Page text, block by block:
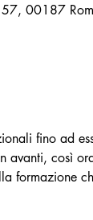
00187
fino ad
avanti, così